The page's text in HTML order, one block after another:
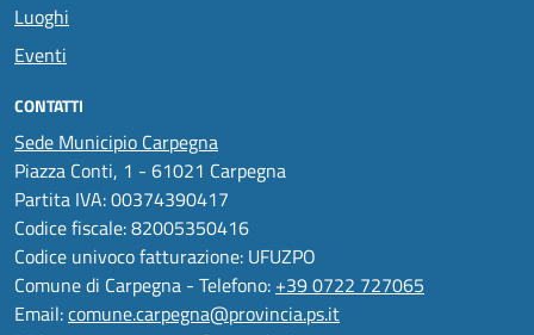
Luoghi
Eventi
CONTATTI
Sede Municipio Carpegna
Piazza Conti, 1 - 61021 Carpegna
Partita IVA: 00374390417
Codice fiscale: 82005350416
Codice univoco fatturazione: UFUZPO
Comune di Carpegna - Telefono: +39 0722 727065
Email:comune.carpegna@provincia.ps.it